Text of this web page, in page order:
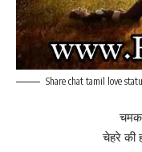
Share chat tamil love
चमक
चेहरे की